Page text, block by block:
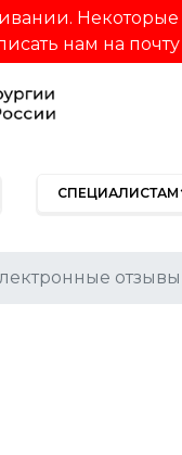
нам на почту
СПЕЦИАЛИСТАМ
отзывы